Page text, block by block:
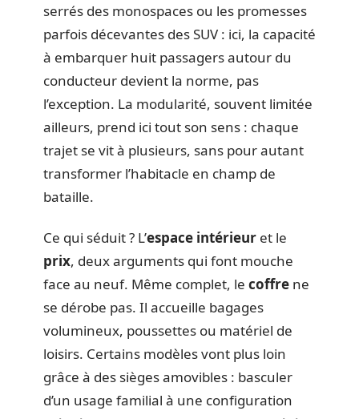
serrés des monospaces ou les promesses
parfois décevantes des SUV : ici, la capacité
à embarquer huit passagers autour du
conducteur devient la norme, pas
l’exception. La modularité, souvent limitée
ailleurs, prend ici tout son sens : chaque
trajet se vit à plusieurs, sans pour autant
transformer l’habitacle en champ de
bataille.
Ce qui séduit ? L’espace intérieur et le
prix, deux arguments qui font mouche
face au neuf. Même complet, le coffre ne
se dérobe pas. Il accueille bagages
volumineux, poussettes ou matériel de
loisirs. Certains modèles vont plus loin
grâce à des sièges amovibles : basculer
d’un usage familial à une configuration